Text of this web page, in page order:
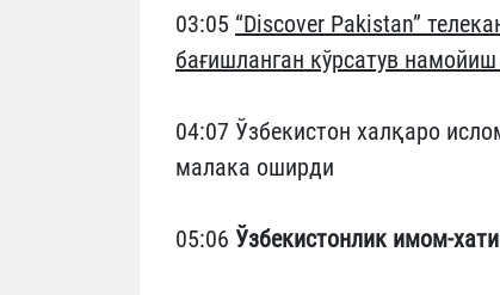
03:05 “Discover Pakistan”
бағишланган кўрсатув
04:07 Ўзбекистон халқаро
малака оширди
05:06 Ўзбекистонлик имом-